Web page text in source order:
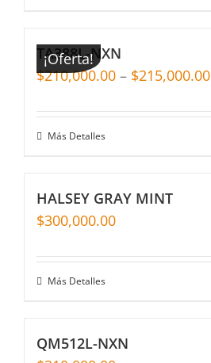
¡Oferta!
TA388L-NXN
$210,000.00 – $215,000.00
Más Detalles
HALSEY GRAY MINT
$300,000.00
Más Detalles
QM512L-NXN